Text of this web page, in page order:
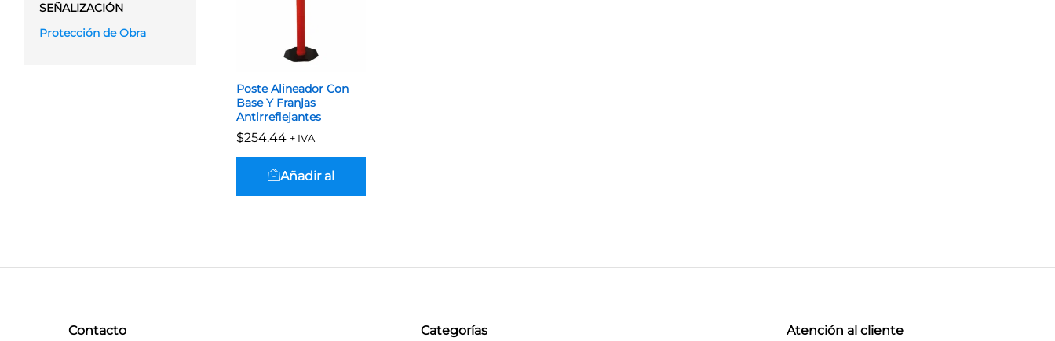
Poste Alineador Con
Base Y Franjas
Antirreflejantes
$254.44 + IVA
$254.44
Añadir al
SEÑALIZACIÓN
Protección de Obra
Contacto Categorías Atención al cliente